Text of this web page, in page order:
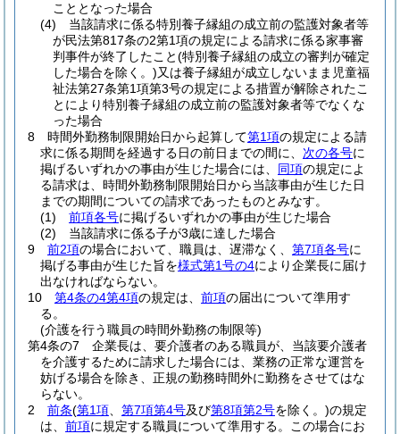
こととなった場合
(4)
当該請求に係る特別養子縁組の成立前の監護対象者等
が民法第817条の2第1項の規定による請求に係る家事審
判事件が終了したこと(特別養子縁組の成立の審判が確定
した場合を除く。)又は養子縁組が成立しないまま児童福
祉法第27条第1項第3号の規定による措置が解除されたこ
とにより特別養子縁組の成立前の監護対象者等でなくな
った場合
8
時間外勤務制限開始日から起算して第1項の規定による請
求に係る期間を経過する日の前日までの間に、 次の各号に
掲げるいずれかの事由が生じた場合には、 同項の規定によ
る請求は、時間外勤務制限開始日から当該事由が生じた日
までの期間についての請求であったものとみなす。
(1)
前項各号に掲げるいずれかの事由が生じた場合
(2)
当該請求に係る子が3歳に達した場合
9
前2項の場合において、職員は、遅滞なく、 第7項各号に
掲げる事由が生じた旨を様式第1号の4により企業長に届け
出なければならない。
10
第4条の4第4項の規定は、 前項の届出について準用す
る。
(介護を行う職員の時間外勤務の制限等)
第4条の7
企業長は、要介護者のある職員が、当該要介護者
を介護するために請求した場合には、業務の正常な運営を
妨げる場合を除き、正規の勤務時間外に勤務をさせてはな
らない。
2
前条(第1項 第7項第4号及び第8項第2号を除く。)の規定
は、 前項に規定する職員について準用する。
この場合にお